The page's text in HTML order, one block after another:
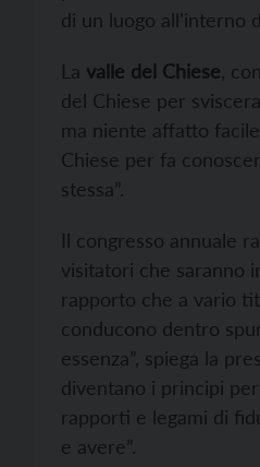
di un luogo all’interno
La valle del Chiese ,
del Chiese per
ma niente affatto
Chiese per fa
stessa”.
Il congresso annuale
visitatori che saranno
rapporto che a vario
conducono dentro
essenza”, spiega la
diventano i principi
rapporti e legami di
e avere”.